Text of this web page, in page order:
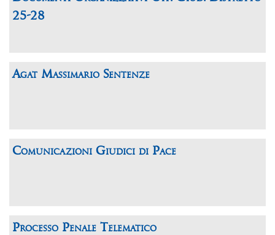
25-28
Agat Massimario Sentenze
Comunicazioni Giudici di Pace
Processo Penale Telematico